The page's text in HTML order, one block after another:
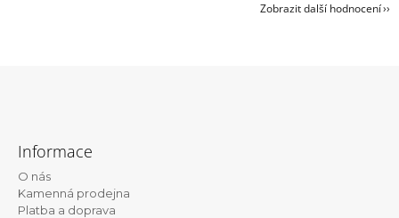
Zobrazit další hodnocení
Informace
O nás
Kamenná prodejna
Platba a doprava